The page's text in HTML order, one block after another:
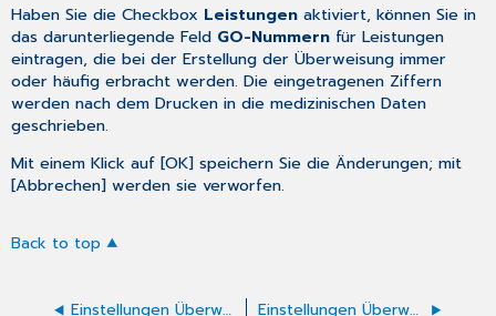
Haben Sie die Checkbox Leistungen aktiviert, können Sie in
das darunterliegende Feld GO-Nummern für Leistungen
eintragen, die bei der Erstellung der Überweisung immer
oder häufig erbracht werden. Die eingetragenen Ziffern
werden nach dem Drucken in die medizinischen Daten
geschrieben.
Mit einem Klick auf [OK] speichern Sie die Änderungen; mit
[Abbrechen] werden sie verworfen.
Back to top
Einstellungen Überweisung Soziotherapie Einstellungen Überweisungsschein